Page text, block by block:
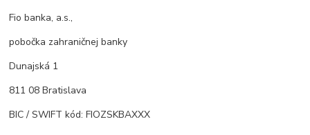
Fio banka, a.s.,
pobočka zahraničnej banky
Dunajská 1
811 08 Bratislava
BIC / SWIFT kód: FIOZSKBAXXX